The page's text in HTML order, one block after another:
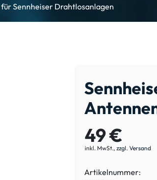
Sennheiser Drahtlosanlagen
49 €
inkl. MwSt., zzgl. Versand
Artikelnummer: